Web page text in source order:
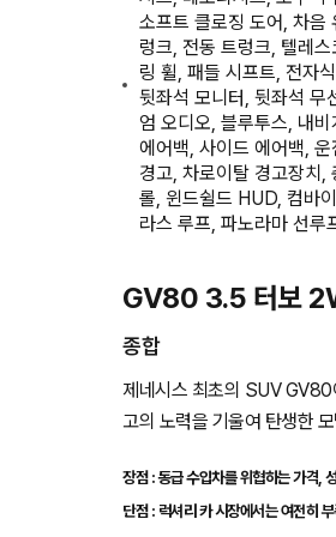
소프트 클로징 도어, 차
렁크, 전동 트렁크, 텔레
링 휠, 패들 시프트, 전자
뒷좌석 모니터, 뒷좌석 무
엄 오디오, 블루투스, 내
에어백, 사이드 에어백,
경고, 차로이탈 경고장치,
롤, 윈드쉴드 HUD, 컴바
라스 루프, 파노라마 선루
GV80 3.5 터보
종합
제네시스 최초의 SUV GV80
고의 노력을 기울여 탄생한
장점 : 동급 수입차를 위협하는 가격,
단점 : 럭셔리 카 시장에서는 여전히